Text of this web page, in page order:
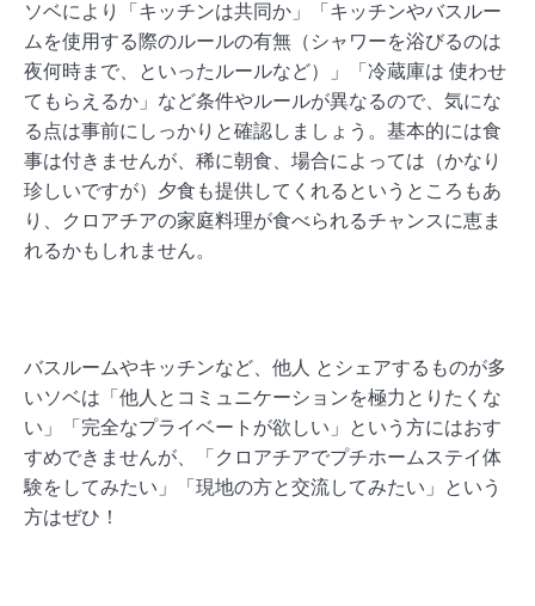
ソベにより「キッチンは共同か」「キッチンやバスルー
ムを使用する際のルールの有無（シャワーを浴びるのは
夜何時まで、といったルールなど）」「冷蔵庫は 使わせ
てもらえるか」など条件やルールが異なるので、気にな
る点は事前にしっかりと確認しましょう。基本的には食
事は付きませんが、稀に朝食、場合によっては（かなり
珍しいですが）夕食も提供してくれるというところもあ
り、クロアチアの家庭料理が食べられるチャンスに恵ま
れるかもしれません。
バスルームやキッチンなど、他人 とシェアするものが多
いソベは「他人とコミュニケーションを極力とりたくな
い」「完全なプライベートが欲しい」という方にはおす
すめできませんが、「クロアチアでプチホームステイ体
験をしてみたい」「現地の方と交流してみたい」という
方はぜひ！